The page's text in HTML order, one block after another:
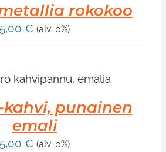
rokokoo
5,00 € (alv. 0%)
kahvi, punainen
emali
5,00 € (alv. 0%)